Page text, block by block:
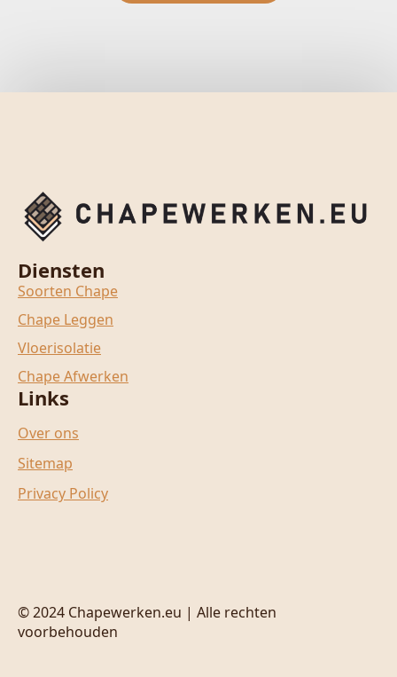
Diensten
Soorten Chape
Chape Leggen
Vloerisolatie
Chape Afwerken
Links
Over ons
Sitemap
Privacy Policy
© 2024 Chapewerken.eu | Alle rechten
voorbehouden